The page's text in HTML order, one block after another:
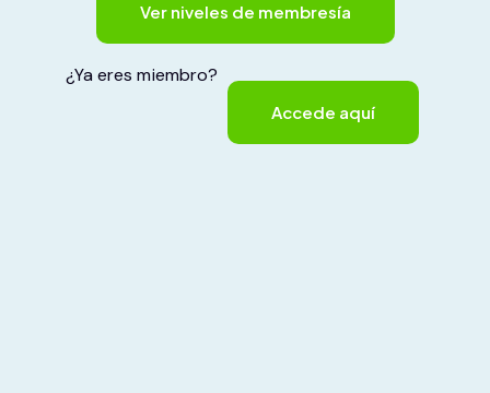
Ver niveles de membresía
¿Ya eres miembro?
Accede aquí